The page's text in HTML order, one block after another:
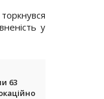
торкнувся
у
63